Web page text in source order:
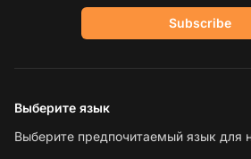
Subscribe
Выберите язык
Выберите предпочитаемый язык для